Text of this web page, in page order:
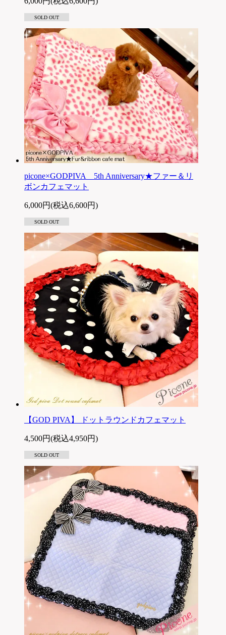
SOLD OUT
picone×GODPIVA 5th Anniversary★ファー＆リ
ボンカフェマット
6,000円(税込6,600円)
SOLD OUT
【GOD PIVA】 ドットラウンドカフェマット
4,500円(税込4,950円)
SOLD OUT